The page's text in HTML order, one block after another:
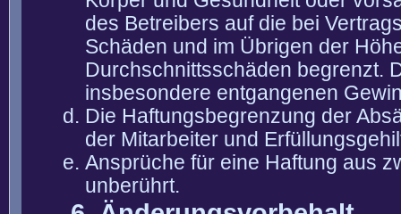
des Betreibers auf die bei
Schäden und im Übrigen der
Durchschnittsschäden begrenzt.
insbesondere entgangenen
Die Haftungsbegrenzung der
der Mitarbeiter und
Ansprüche für eine Haftung aus
unberührt.